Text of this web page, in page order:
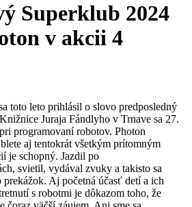
Superklub 2024
v akcii 4
toto leto prihlásil o slovo predposledný
Juraja Fándlyho v Trnave sa 27.
programovaní robotov. Photon
aj tentokrát všetkým prítomným
je schopný. Jazdil po
svietil, vydával zvuky a takisto sa
Aj početná účasť detí a ich
s robotmi je dôkazom toho, že